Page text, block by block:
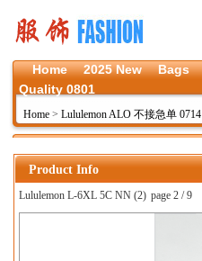
Home 2025 New Bags
Quality 0801
Home > Lululemon ALO 不接急单 0714
Product Info
Lululemon L-6XL 5C NN (2) page 2 / 9